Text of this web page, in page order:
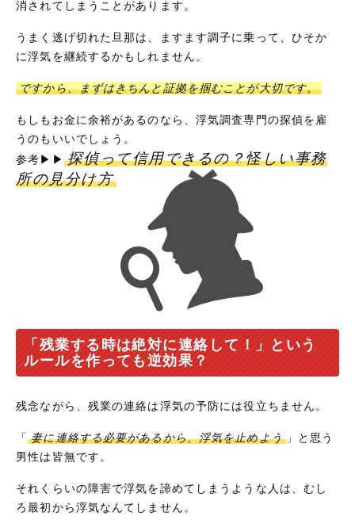
消されてしまうことがあります。
うまく逃げ切れた旦那は、ますます調子に乗って、ひそか
に浮気を継続するかもしれません。
ですから、まずはきちんと証拠を掴むことが大切です。
もしもお金に余裕があるのなら、浮気調査専門の探偵を雇
うのもいいでしょう。
参考▶▶ 探偵って信用できるの？怪しい事務
所の見分け方
「残業する時は絶対に連絡して！」という
ルールを作っても逆効果？
残念ながら、残業の連絡は浮気の予防には役立ちません。
「 妻に連絡する必要があるから、浮気を止めよう 」と思う
男性は皆無です。
それくらいの障害で浮気を諦めてしまうような人は、むし
ろ最初から浮気なんてしません。